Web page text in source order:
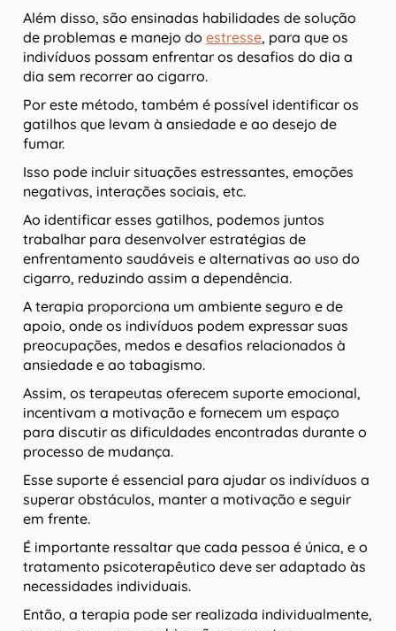
Além disso, são ensinadas habilidades de solução
de problemas e manejo do estresse, para que os
indivíduos possam enfrentar os desafios do dia a
dia sem recorrer ao cigarro.
Por este método, também é possível identificar os
gatilhos que levam à ansiedade e ao desejo de
fumar.
Isso pode incluir situações estressantes, emoções
negativas, interações sociais, etc.
Ao identificar esses gatilhos, podemos juntos
trabalhar para desenvolver estratégias de
enfrentamento saudáveis e alternativas ao uso do
cigarro, reduzindo assim a dependência.
A terapia proporciona um ambiente seguro e de
apoio, onde os indivíduos podem expressar suas
preocupações, medos e desafios relacionados à
ansiedade e ao tabagismo.
Assim, os terapeutas oferecem suporte emocional,
incentivam a motivação e fornecem um espaço
para discutir as dificuldades encontradas durante o
processo de mudança.
Esse suporte é essencial para ajudar os indivíduos a
superar obstáculos, manter a motivação e seguir
em frente.
É importante ressaltar que cada pessoa é única, e o
tratamento psicoterapêutico deve ser adaptado às
necessidades individuais.
Então, a terapia pode ser realizada individualmente,